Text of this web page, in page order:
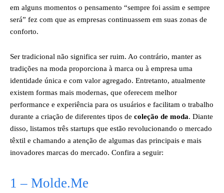
em alguns momentos o pensamento “sempre foi assim e sempre
será” fez com que as empresas continuassem em suas zonas de
conforto.
Ser tradicional não significa ser ruim. Ao contrário, manter as
tradições na moda proporciona à marca ou à empresa uma
identidade única e com valor agregado. Entretanto, atualmente
existem formas mais modernas, que oferecem melhor
performance e experiência para os usuários e facilitam o trabalho
durante a criação de diferentes tipos de coleção de moda. Diante
disso, listamos três startups que estão revolucionando o mercado
têxtil e chamando a atenção de algumas das principais e mais
inovadores marcas do mercado. Confira a seguir:
1 – Molde.Me